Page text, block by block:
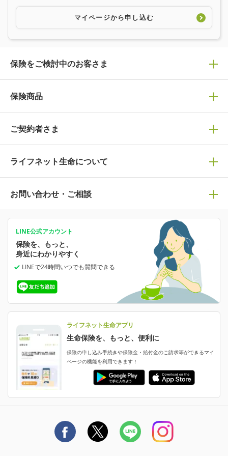
マイページから申し込む
保険をご検討中のお客さま
保険の選び方
保険選びで迷っている方はチェック！
保険の基礎知識や選び方を解説！
人生のステージに必要な保険がわかる！
保険ジャンバラヤ
あなたの人生と保険選びのためのWebメディア
選ばれる理由・評判
ライフネット生命の特長
ライフネット生命が選ばれる理由がわかる！
評判・口コミ
ご契約者さまに聞きました！
申し込みガイド
ご契約の流れと必要書類
保険料の支払い方法
保険商品
保険商品一覧
万が一に備える
病気や手術に備える
がん保険
がんに備える
女性保険
女性特有の病気に備える
就業不能保険
就業不能状態に備える
認知症・MCIに備える
ご契約者さま
マイページログイン
ご契約内容の確認
お客さま情報の確認・変更
保険料の支払い方法の変更
受取人・指定代理請求人の変更
中断したお申し込みの再開
お申し込み後の状況確認
減額・解約・追加契約の申し込み など
ご契約者さま向け各種お手続き・サービス
保険金・給付金のご請求
生命保険料控除に関するご案内
契約更新を迎えるご契約者さまへ
ライフネット生命について
ライフネット生命についてトップ
会社情報
業績・財務情報
保険金等の支払状況
採用情報
生命保険マニフェスト
ライフネット生命のCMページ
ライフネット生命公式note
お問い合わせ・ご相談
保険相談サービス
よくあるご質問
資料請求
LINE公式アカウント
保険を、もっと、
身近にわかりやすく
LINEで24時間いつでも質問できる
ライフネット生命アプリ
生命保険を、もっと、便利に
保険の申し込み手続きや保険金・給付金のご請求等ができるマイ
ページの機能を利用できます！